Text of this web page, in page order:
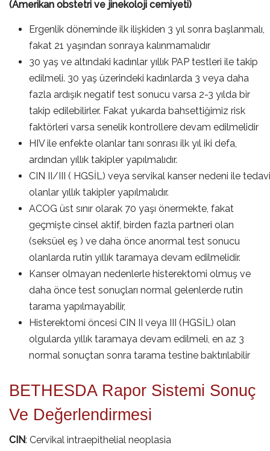
(Amerikan obstetri ve jinekoloji cemiyeti)
Ergenlik döneminde ilk ilişkiden 3 yıl sonra başlanmalı,
fakat 21 yaşından sonraya kalınmamalıdır
30 yaş ve altındaki kadınlar yıllık PAP testleri ile takip
edilmeli. 30 yaş üzerindeki kadınlarda 3 veya daha
fazla ardışık negatif test sonucu varsa 2-3 yılda bir
takip edilebilirler. Fakat yukarda bahsettiğimiz risk
faktörleri varsa senelik kontrollere devam edilmelidir
HIV ile enfekte olanlar tanı sonrası ilk yıl iki defa,
ardından yıllık takipler yapılmalıdır.
CIN II/III ( HGSİL) veya servikal kanser nedeni ile tedavi
olanlar yıllık takipler yapılmalıdır.
ACOG üst sınır olarak 70 yaşı önermekte, fakat
geçmişte cinsel aktif, birden fazla partneri olan
(seksüel eş ) ve daha önce anormal test sonucu
olanlarda rutin yıllık taramaya devam edilmelidir.
Kanser olmayan nedenlerle histerektomi olmuş ve
daha önce test sonuçları normal gelenlerde rutin
tarama yapılmayabilir,
Histerektomi öncesi CIN II veya III (HGSİL) olan
olgularda yıllık taramaya devam edilmeli, en az 3
normal sonuçtan sonra tarama testine baktırılabilir
BETHESDA Rapor Sistemi Sonuç
Ve Değerlendirmesi
CIN: Cervikal intraepithelial neoplasia